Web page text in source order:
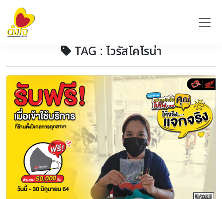
TAG : ไวรัสโคโรน่า